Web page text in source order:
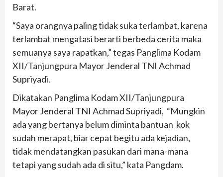
Barat.
“Saya orangnya paling tidak suka terlambat, karena
terlambat mengatasi berarti berbeda cerita maka
semuanya saya rapatkan,” tegas Panglima Kodam
XII/Tanjungpura Mayor Jenderal TNI Achmad
Supriyadi.
Dikatakan Panglima Kodam XII/Tanjungpura
Mayor Jenderal TNI Achmad Supriyadi, “Mungkin
ada yang bertanya belum diminta bantuan kok
sudah merapat, biar cepat begitu ada kejadian,
tidak mendatangkan pasukan dari mana-mana
tetapi yang sudah ada di situ,” kata Pangdam.